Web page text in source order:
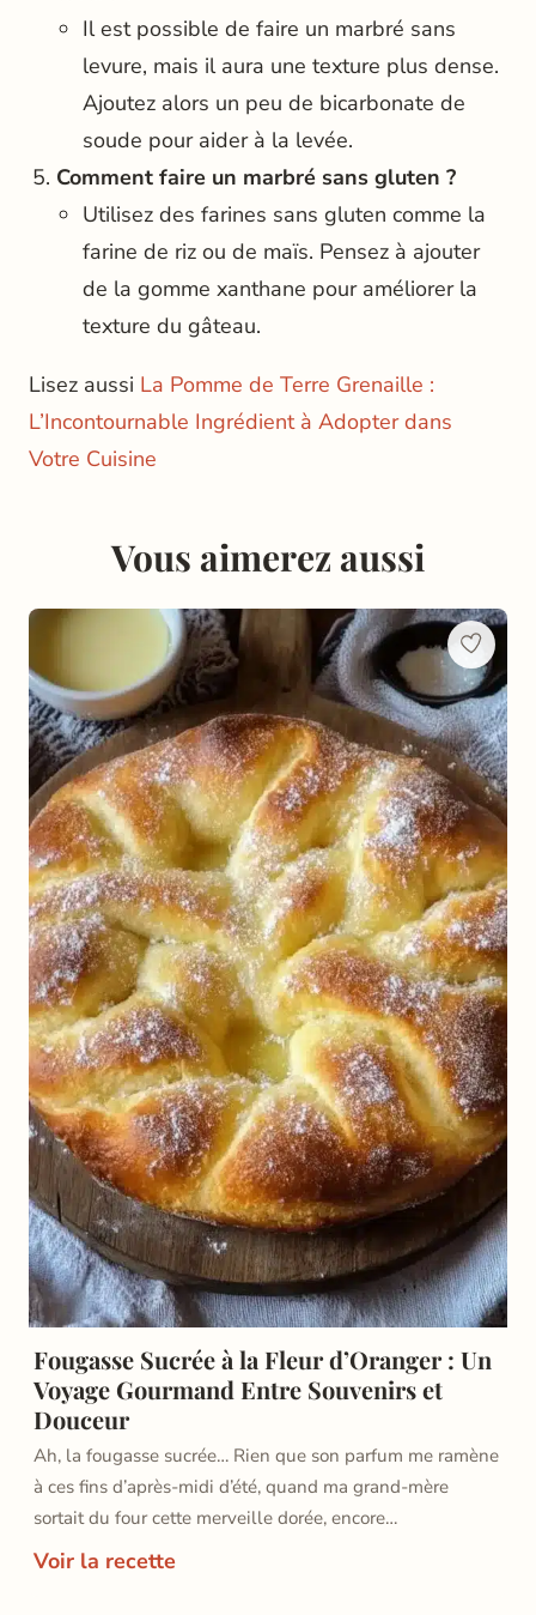
Il est possible de faire un marbré sans
levure, mais il aura une texture plus dense.
Ajoutez alors un peu de bicarbonate de
soude pour aider à la levée.
Comment faire un marbré sans gluten ?
Utilisez des farines sans gluten comme la
farine de riz ou de maïs. Pensez à ajouter
de la gomme xanthane pour améliorer la
texture du gâteau.
Lisez aussi La Pomme de Terre Grenaille :
L’Incontournable Ingrédient à Adopter dans
Votre Cuisine
Vous aimerez aussi
Fougasse Sucrée à la Fleur d’Oranger : Un
Voyage Gourmand Entre Souvenirs et
Douceur
Ah, la fougasse sucrée… Rien que son parfum me ramène
à ces fins d’après-midi d’été, quand ma grand-mère
sortait du four cette merveille dorée, encore…
Voir la recette